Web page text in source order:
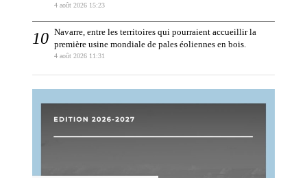
4 août 2026 15:23
Navarre, entre les territoires qui pourraient accueillir la
première usine mondiale de pales éoliennes en bois.
4 août 2026 11:31